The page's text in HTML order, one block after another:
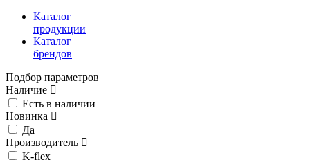
Каталог
продукции
Каталог
брендов
Подбор параметров
Наличие
Есть в наличии
Новинка
Да
Производитель
K-flex